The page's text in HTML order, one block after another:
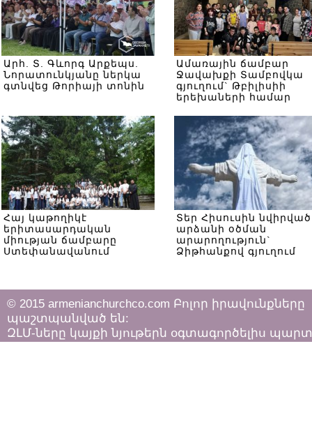
Արհ. Տ. Գևորգ Արքեպս.
Նորատունկյանը ներկա
գտնվեց Թորիայի տոնին
Ամառային ճամբար
Ջավախքի Տամբովկա
գյուղում` Թբիլիսիի
երեխաների համար
Հայ կաթողիկէ
երիտասարդական
միության ճամբարը
Ստեփանավանում
Տեր Հիսուսին նվիրված
արձանի օծման
արարողություն`
Ձիթհանքով գյուղում
© 2015 armenianchurchco.com Բոլոր իրավունքները
պաշտպանված են:
ԶԼՄ-ները կայքի նյութերն օգտագործելիս